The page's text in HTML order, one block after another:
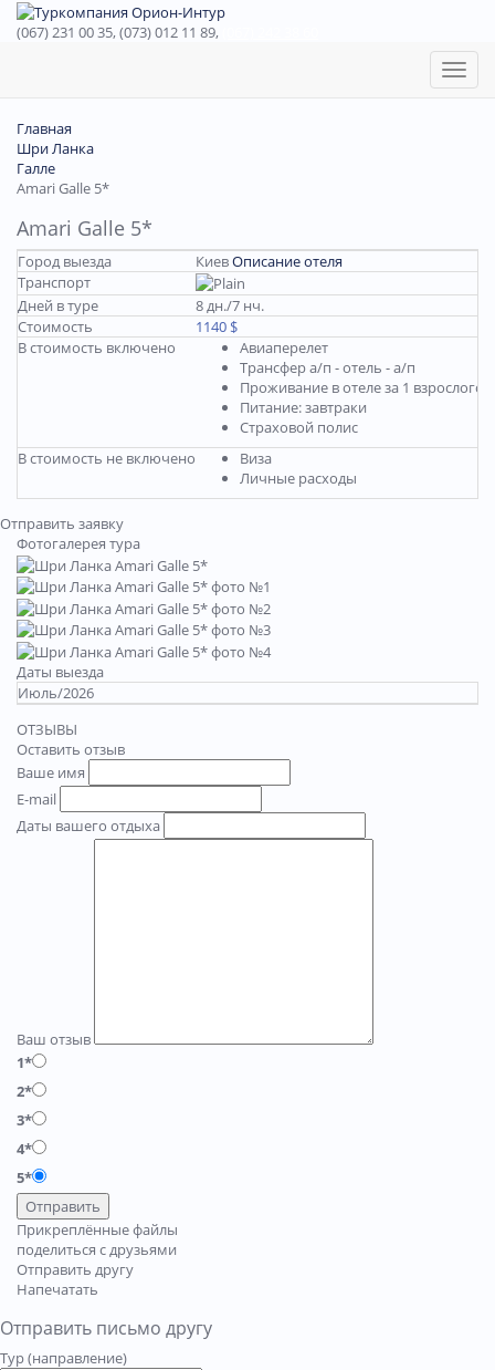
(067) 231 00 35, (073) 012 11 89,
Toggle
Главная
Шри Ланка
Галле
Amari Galle 5*
Amari Galle 5*
Город выезда КиевОписание отеля
Транспорт
Дней в туре
8 дн./7 нч.
Стоимость
1140 $
В стоимость включено
Авиаперелет
Трансфер а/п - отель - а/п
Проживание в отеле за 1 взрослого
Питание: завтраки
Страховой полис
В стоимость не включено
Виза
Личные расходы
Отправить заявку
Фотогалерея тура
Даты выезда
Июль/2026
ОТЗЫВЫ
Оставить отзыв
Ваше имя
E-mail
Даты вашего отдыха
Ваш отзыв
1*
2*
3*
4*
5*
Отправить
Прикреплённые файлы
поделиться с друзьями
Отправить другу
Напечатать
Отправить письмо другу
Тур (направление)